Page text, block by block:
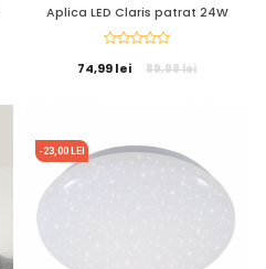
Aplica LED Claris patrat 24W
74,99 lei 89,99 lei
-23,00 LEI